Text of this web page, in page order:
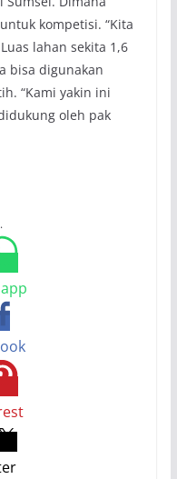
kompetisi. “Kita
lahan sekita 1,6
bisa digunakan
“Kami yakin ini
oleh pak